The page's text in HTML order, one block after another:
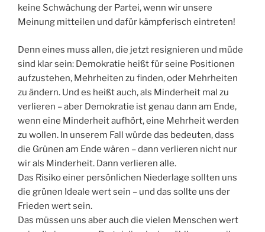
keine Schwächung der Partei, wenn wir unsere
Meinung mitteilen und dafür kämpferisch eintreten!
Denn eines muss allen, die jetzt resignieren und müde
sind klar sein: Demokratie heißt für seine Positionen
aufzustehen, Mehrheiten zu finden, oder Mehrheiten
zu ändern. Und es heißt auch, als Minderheit mal zu
verlieren – aber Demokratie ist genau dann am Ende,
wenn eine Minderheit aufhört, eine Mehrheit werden
zu wollen. In unserem Fall würde das bedeuten, dass
die Grünen am Ende wären – dann verlieren nicht nur
wir als Minderheit. Dann verlieren alle.
Das Risiko einer persönlichen Niederlage sollten uns
die grünen Ideale wert sein – und das sollte uns der
Frieden wert sein.
Das müssen uns aber auch die vielen Menschen wert